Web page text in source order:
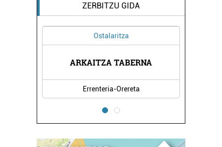
ZERBITZU GIDA
Ostalaritza
ARKAITZA TABERNA
Errenteria-Orereta